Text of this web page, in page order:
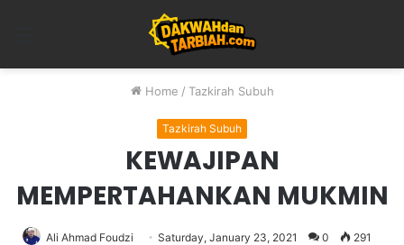
Home / Tazkirah Subuh
Tazkirah Subuh
KEWAJIPAN
MEMPERTAHANKAN MUKMIN
Ali Ahmad Foudzi Saturday, January 23, 2021 0 291